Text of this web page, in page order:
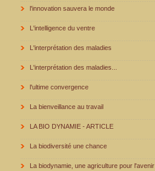
l'innovation sauvera le monde
L'intelligence du ventre
L'interprétation des maladies
L'interprétation des maladies...
l'ultime convergence
La bienveillance au travail
LA BIO DYNAMIE - ARTICLE
La biodiversité une chance
La biodynamie, une agriculture pour l'avenir